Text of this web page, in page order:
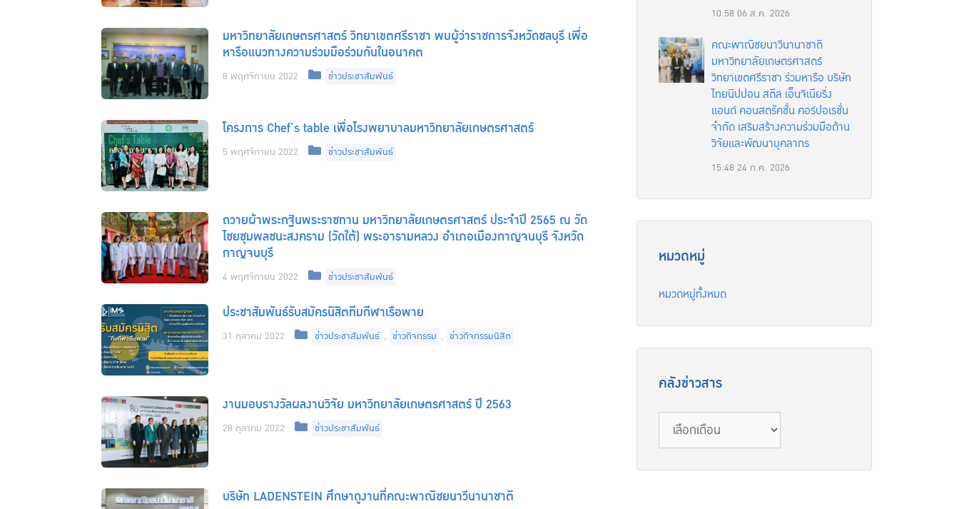
มหาวิทยาลัยเกษตรศาสตร์ วิทยาเขตศรีราชา พบผู้ว่าราชการจังหวัดชลบุรี เพื่อ
หารือแนวทางความร่วมมือร่วมกันในอนาคต
8 พฤศจิกายน 2022 Categories
ข่าวประชาสัมพันธ์
โครงการ Chef’s table เพื่อโรงพยาบาลมหาวิทยาลัยเกษตรศาสตร์
5 พฤศจิกายน 2022 Categories
ข่าวประชาสัมพันธ์
ถวายผ้าพระกฐินพระราชทาน มหาวิทยาลัยเกษตรศาสตร์ ประจำปี 2565 ณ วัด
ไชยชุมพลชนะสงคราม (วัดใต้) พระอารามหลวง อำเภอเมืองกาญจนบุรี จังหวัด
กาญจนบุรี
4 พฤศจิกายน 2022 Categories
ข่าวประชาสัมพันธ์
ประชาสัมพันธ์รับสมัครนิสิตทีมกีฬาเรือพาย
31 ตุลาคม 2022 Categories
ข่าวประชาสัมพันธ์ , ข่าวกิจกรรม , ข่าวกิจกรรมนิสิต
งานมอบรางวัลผลงานวิจัย มหาวิทยาลัยเกษตรศาสตร์ ปี 2563
28 ตุลาคม 2022 Categories
ข่าวประชาสัมพันธ์
บริษัท LADENSTEIN ศึกษาดูงานที่คณะพาณิชยนาวีนานาชาติ
10:58 06 ส.ค. 2026
คณะพาณิชยนาวีนานาชาติ
มหาวิทยาลัยเกษตรศาสตร์
วิทยาเขตศรีราชา ร่วมหารือ บริษัท
ไทยนิปปอน สตีล เอ็นจิเนียริ่ง
แอนด์ คอนสตรัคชั่น คอร์ปอเรชั่น
จำกัด เสริมสร้างความร่วมมือด้าน
วิจัยและพัฒนาบุคลากร
15:48 24 ก.ค. 2026
หมวดหมู่
หมวดหมู่ทั้งหมด
คลังข่าวสาร